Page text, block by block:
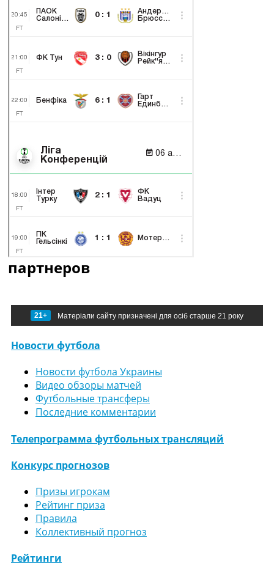
партнеров
21+ Матеріали сайту призначені для осіб старше 21 року
Новости футбола
Новости футбола Украины
Видео обзоры матчей
Футбольные трансферы
Последние комментарии
Телепрограмма футбольных трансляций
Конкурс прогнозов
Призы игрокам
Рейтинг приза
Правила
Коллективный прогноз
Рейтинги